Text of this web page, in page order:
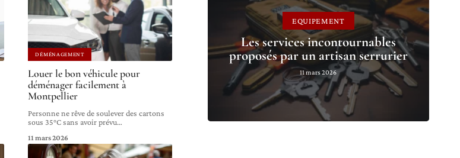
DÉMÉNAGEMENT
Louer le bon véhicule pour
déménager facilement à
Montpellier
Personne ne rêve de soulever des cartons
sous 35°C sans avoir prévu…
11 mars 2026
EQUIPEMENT
Les services incontournables
proposés par un artisan serrurier
11 mars 2026